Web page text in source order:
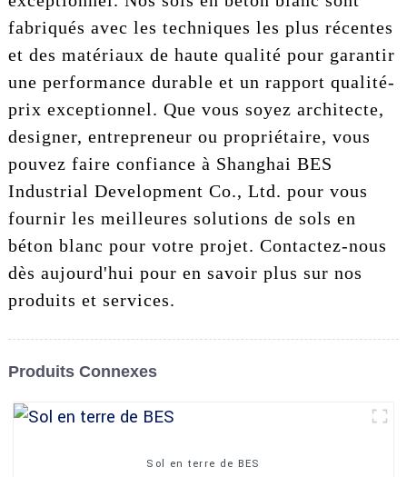
fabriqués avec les techniques les plus récentes
et des matériaux de haute qualité pour garantir
une performance durable et un rapport qualité-
prix exceptionnel. Que vous soyez architecte,
designer, entrepreneur ou propriétaire, vous
pouvez faire confiance à Shanghai BES
Industrial Development Co., Ltd. pour vous
fournir les meilleures solutions de sols en
béton blanc pour votre projet. Contactez-nous
dès aujourd'hui pour en savoir plus sur nos
produits et services.
Produits Connexes
Sol en terre de BES